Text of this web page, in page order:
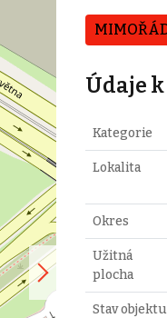
Údaje
Kategorie
Lokalita
Okres
Užitná
plocha
Stav objektu